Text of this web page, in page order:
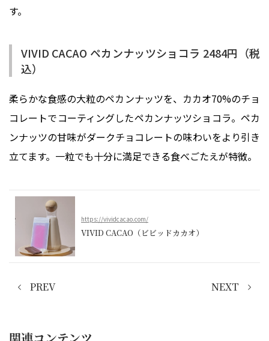
す。
VIVID CACAO ペカンナッツショコラ 2484円（税
込）
柔らかな食感の大粒のペカンナッツを、カカオ70%のチョ
コレートでコーティングしたペカンナッツショコラ。ペカ
ンナッツの甘味がダークチョコレートの味わいをより引き
立てます。一粒でも十分に満足できる食べごたえが特徴。
https://vividcacao.com/
VIVID CACAO（ビビッドカカオ）
PREV NEXT